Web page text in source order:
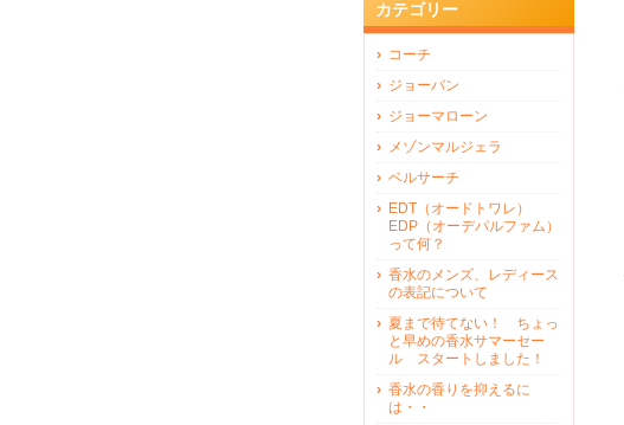
カテゴリー
コーチ
ジョーバン
ジョーマローン
メゾンマルジェラ
ベルサーチ
EDT（オードトワレ）
EDP（オーデパルファム）
って何？
香水のメンズ、レディース
の表記について
夏まで待てない！ ちょっ
と早めの香水サマーセー
ル スタートしました！
香水の香りを抑えるに
は・・